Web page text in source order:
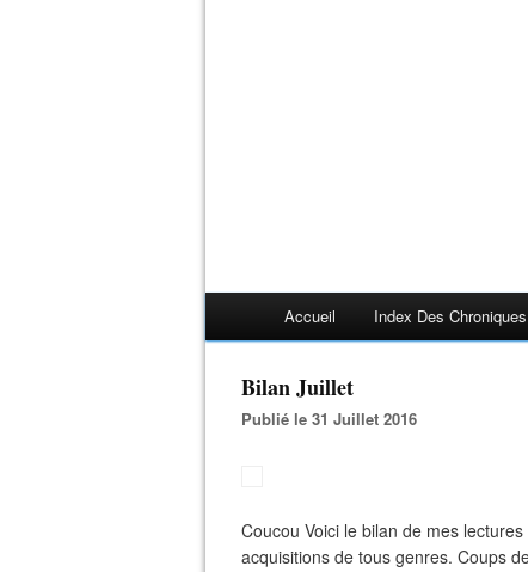
Accueil Index Des
Bilan Juillet
Publié le 31 Juillet 2016
Coucou Voici le bilan de mes
acquisitions de tous genres. Coups